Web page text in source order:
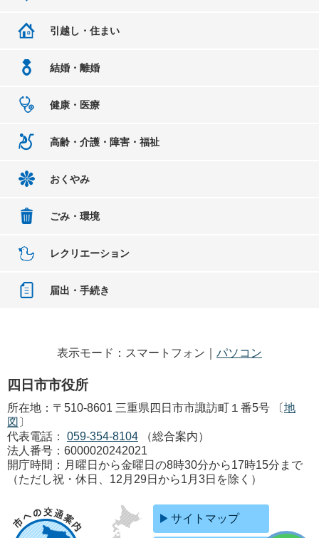
引越し・住まい
結婚・離婚
健康・医療
高齢・介護・障害・福祉
おくやみ
ごみ・環境
レクリエーション
届出・手続き
表示モード：スマートフォン｜ パソコン
四日市市役所
所在地：〒510-8601 三重県四日市市諏訪町１番5号 〔地
図 〕
代表電話：
059-354-8104
（総合案内）
法人番号：6000020242021
開庁時間：月曜日から金曜日の8時30分から17時15分まで
（ただし祝・休日、12月29日から1月3日を除く）
サイトマップ